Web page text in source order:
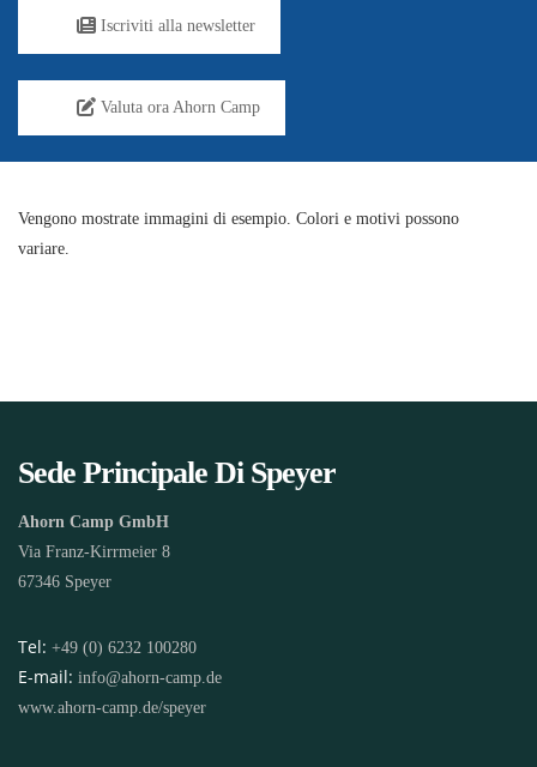
Iscriviti alla newsletter
Valuta ora Ahorn Camp
Vengono mostrate immagini di esempio. Colori e motivi possono
variare.
Sede Principale Di Speyer
Ahorn Camp GmbH
Via Franz-Kirrmeier 8
67346 Speyer
Tel: +49 (0) 6232 100280
E-mail: info@ahorn-camp.de
www.ahorn-camp.de/speyer